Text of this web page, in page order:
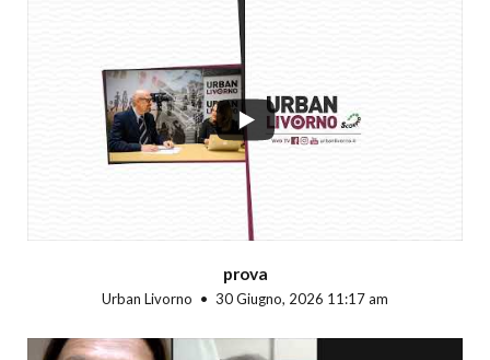
prova
Urban Livorno 30 Giugno, 2026 11:17 am